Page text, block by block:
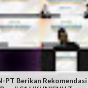
PT Berikan Rekomendasi